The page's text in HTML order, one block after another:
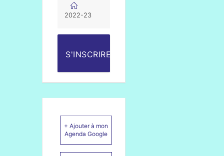
2022-23
S'INSCRIRE
+ Ajouter à mon
Agenda Google